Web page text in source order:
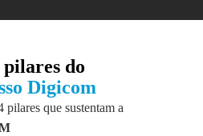
pilares do
Digicom
pilares que sustentam a